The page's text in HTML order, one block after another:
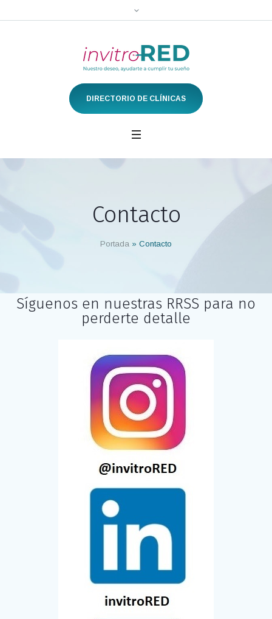
DIRECTORIO DE CLÍNICAS
Contacto
Portada » Contacto
Síguenos en nuestras RRSS para no
perderte detalle